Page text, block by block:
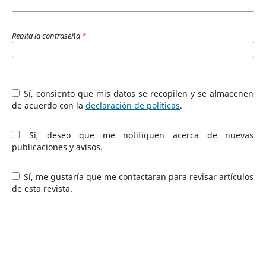
Repita la contraseña *
Sí, consiento que mis datos se recopilen y se almacenen
de acuerdo con la declaración de políticas.
Sí, deseo que me notifiquen acerca de nuevas
publicaciones y avisos.
Sí, me gustaría que me contactaran para revisar artículos
de esta revista.